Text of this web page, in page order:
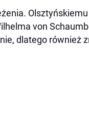
von
dlatego również